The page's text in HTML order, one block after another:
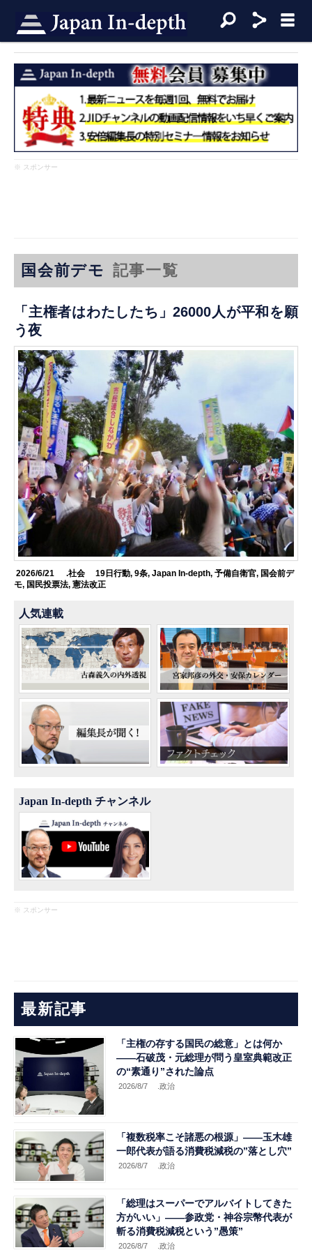
※ スポンサー
国会前デモ 記事一覧
「主権者はわたしたち」26000人が平和を願
う夜
2026/6/21 .社会 19日行動, 9条, Japan In-depth, 予備自衛官, 国会前デ
モ, 国民投票法,憲法改正
人気連載
Japan In-depth チャンネル
※ スポンサー
最新記事
「主権の存する国民の総意」とは何か
――石破茂・元総理が問う皇室典範改正
の“素通り”された論点
2026/8/7 .政治
「複数税率こそ諸悪の根源」――玉木雄
一郎代表が語る消費税減税の”落とし穴”
2026/8/7 .政治
「総理はスーパーでアルバイトしてきた
方がいい」――参政党・神谷宗幣代表が
斬る消費税減税という”愚策”
2026/8/7 .政治